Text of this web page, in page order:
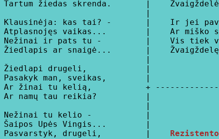
Tartum žiedas skrenda.       |
                             |
Klausinėja: kas tai? -       |    Ir jei
Atplasnojęs vaikas...        |    Ar miško
Nežinai ir pats tu -         |    Vis tiek
Žiedlapis ar snaigė...       |    Žvaigždelę
                             |
Žiedlapi drugeli,            |
Pasakyk man, sveikas,        |
Ar žinai tu kelią,           +
Ar namų tau reikia?          |
                             |
Nežinai tu kelio -           |
Šaipos Upės Vingis...        |
Pasvarstyk, drugeli,         |